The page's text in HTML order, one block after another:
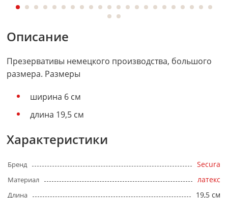
Описание
Презервативы немецкого производства, большого
размера. Размеры
ширина 6 см
длина 19,5 см
Характеристики
Бренд Secura
Материал латекс
Длина 19,5 см